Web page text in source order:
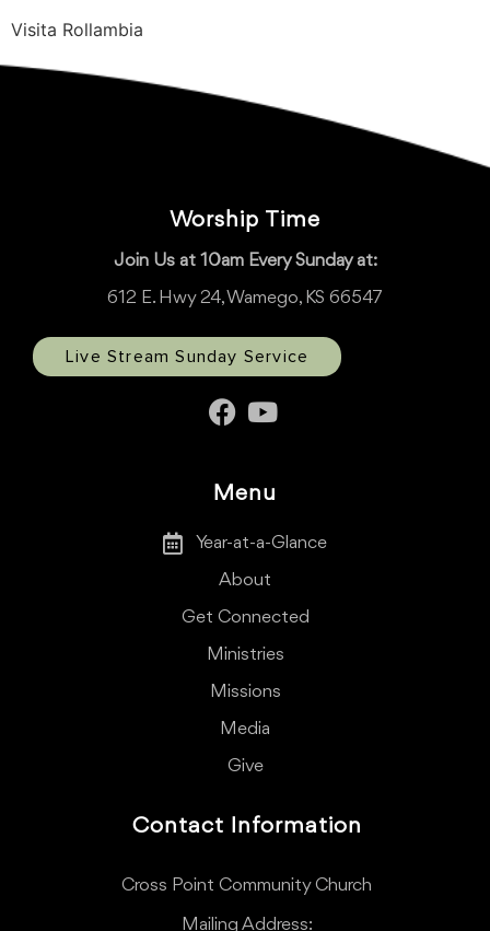
Visita Rollambia
Worship Time
Join Us at 10am Every Sunday at:
612 E. Hwy 24, Wamego, KS 66547
Live Stream Sunday Service
Menu
Year-at-a-Glance
About
Get Connected
Ministries
Missions
Media
Give
Contact Information
Cross Point Community Church
Mailing Address: